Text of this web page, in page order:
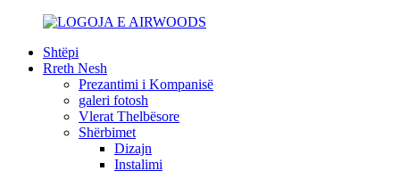
Shtëpi
Rreth Nesh
Prezantimi i Kompanisë
galeri fotosh
Vlerat Thelbësore
Shërbimet
Dizajn
Instalimi